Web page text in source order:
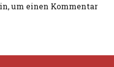
um einen Kommentar